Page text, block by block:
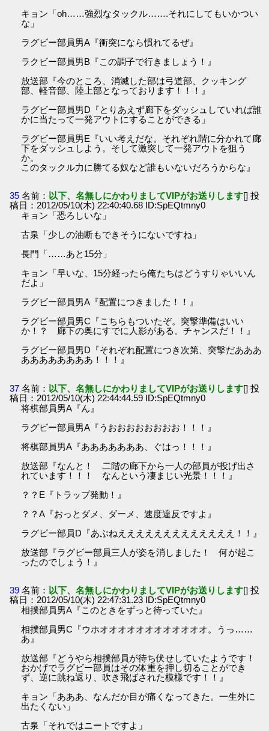
キョン「oh……強烈なタックル…….それにしてもいかつい
な」
ラグビー部員男A『衝突になら慣れてるぜ』
ラクビー部員男B『この調子で行きましょう！』
放送部『今のところ、消滅した部は弓道部、クッキング
部、軽音部、陸上部となっております！！！』
ラグビー部員男D『とりあえず廊下をダッシュしていれば誰
かに当たって一発アウトにすることができる」
ラグビー部員男E『いい考えだな。それぞれ階に分かれて廊
下をダッシュしよう。そして激突して一発アウトを狙う
か。
このタックル力に勝てる奴など誰もいないだろうからな』
35 名前： 以下、名無しにかわりましてVIPがお送りします[] 投
稿日：2012/05/10(木) 22:40:40.68 ID:SpEQtmny0
キョン「恐ろしいな」
古泉「少しの油断もできそうにないですね」
長門「……あと15分」
キョン「早いな、15分経ったら俺たちはどうすりゃいいん
だよ」
ラグビー部員男A『配置につきました！！』
ラグビー部員男C『こちらもついたぞ。突撃準備はいい
か！？ 廊下の奥にすでに人影がある。チャンスだ！！』
ラグビー部員男D『それぞれ配置につき次第、突撃だあああ
ああああああああ！！！』
37 名前： 以下、名無しにかわりましてVIPがお送りします[] 投
稿日：2012/05/10(木) 22:44:44.59 ID:SpEQtmny0
将棋部員男A『ん』
ラグビー部員男A『うおおおおおおおお！！！』
将棋部員男A『あああああああ、ぐはっ！！！』
放送部『なんと！ 二階の廊下から一人の部員が投げ出さ
れています！！！ なんという凄まじい光景！！！』
？？E『トラップ発動！』
？？A『おっとダメ、ダーメ、速度違反ですよ』
ラグビー部員D『あぶねえええええええええええええ！！』
放送部『ラグビー部員三人が姿を消しました！ 何が起こ
ったのでしょう！』
39 名前： 以下、名無しにかわりましてVIPがお送りします[] 投
稿日：2012/05/10(木) 22:47:31.23 ID:SpEQtmny0
相撲部員男A『このときをずっと待っていた』
相撲部員男C『ウホオオオオオオオオオオオオ。うっ……
あ』
放送部『どうやら相撲部員が待ち伏せしていたようです！
おかげでラグビー部員はその体重を押し切ることができ
ず、逆に跳ね返り、吹き飛ばされた模様です！！』
キョン「あああ、なんだか目が痛くなってきた。一生外に
出たくない」
古泉「それではニートですよ」